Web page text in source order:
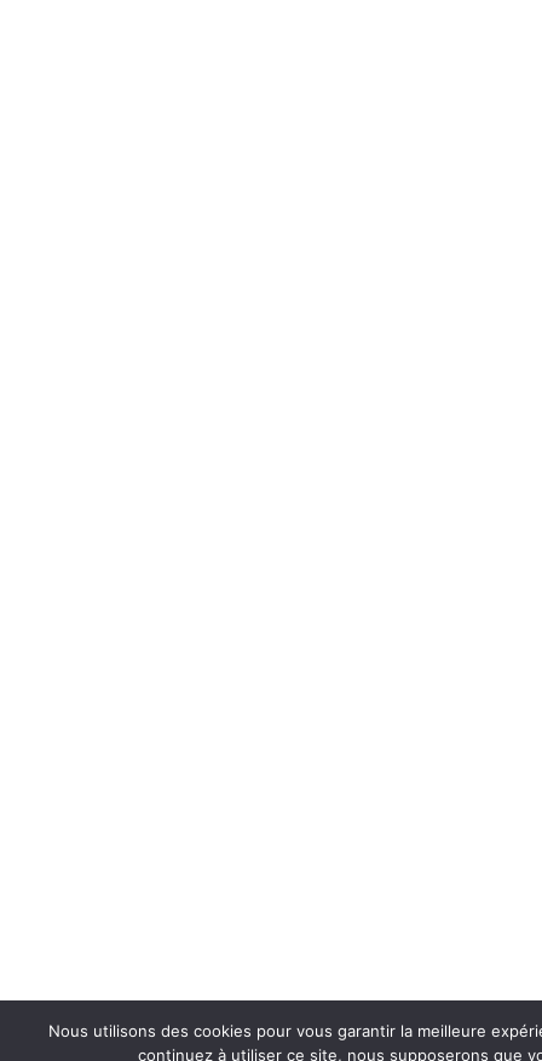
Nous utilisons des cookies pour vous garantir la meilleure
continuez à utiliser ce site, nous supposerons que